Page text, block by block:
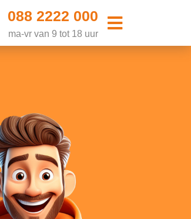
088 2222 000
ma-vr van 9 tot 18 uur